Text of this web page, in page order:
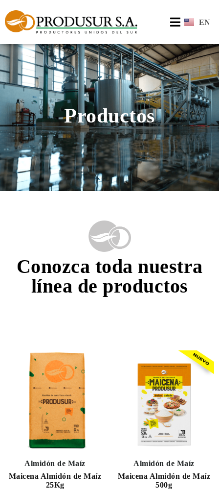
EN
Productos
Conozca toda nuestra
línea de productos
Almidón de Maíz
Maicena Almidón de Maíz
25Kg
Almidón de Maíz
Maicena Almidón de Maíz
500g